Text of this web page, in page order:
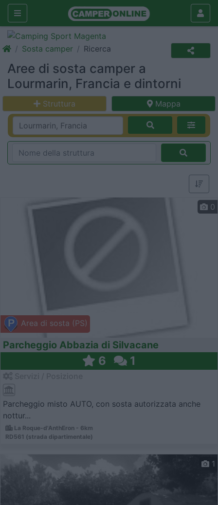
Sosta camper Ricerca
Aree di sosta camper a
Lourmarin, Francia e dintorni
Struttura Mappa
Area di sosta (PS)
0
Parcheggio Abbazia di Silvacane
6 1
Parcheggio misto AUTO, con sosta autorizzata anche
nottur...
La Roque-d'AnthEron - 6km
RD561 (strada dipartimentale)
1